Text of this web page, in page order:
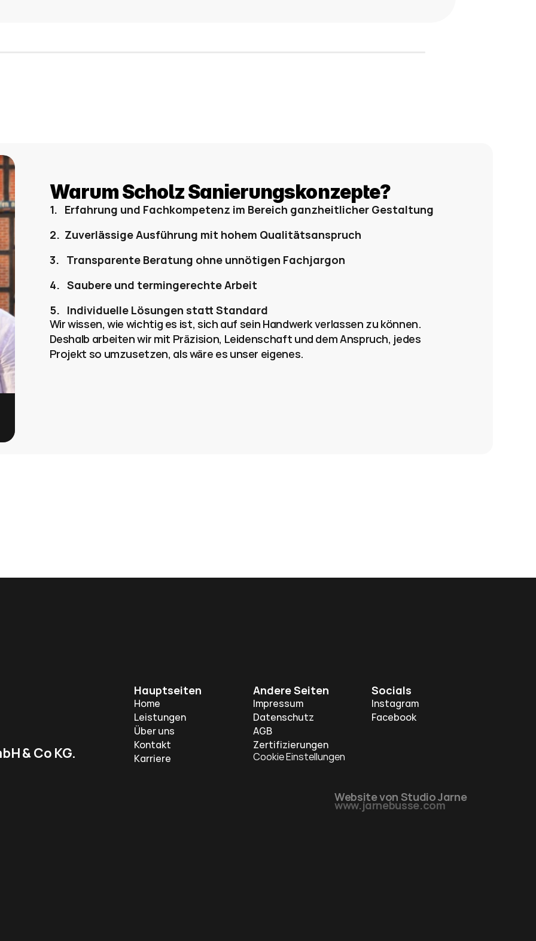
Warum Scholz Sanierungskonzepte?
1.   Erfahrung und Fachkompetenz im Bereich ganzheitlicher Gestaltung
2.  Zuverlässige Ausführung mit hohem Qualitätsanspruch
3.   Transparente Beratung ohne unnötigen Fachjargon
4.   Saubere und termingerechte Arbeit
5.   Individuelle Lösungen statt Standard
Wir wissen, wie wichtig es ist, sich auf sein Handwerk verlassen zu können.
Deshalb arbeiten wir mit Präzision, Leidenschaft und dem Anspruch, jedes
Projekt so umzusetzen, als wäre es unser eigenes.
& Co KG.
Hauptseiten
Home
Leistungen
Über uns
Kontakt
Karriere
Andere Seiten
Impressum
Datenschutz
AGB
Zertifizierungen
Cookie Einstellungen
Socials
Instagram
Facebook
Website von Studio Jarne
www.jarnebusse.com